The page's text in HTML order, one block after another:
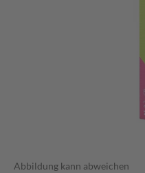
Abbildung kann abweichen